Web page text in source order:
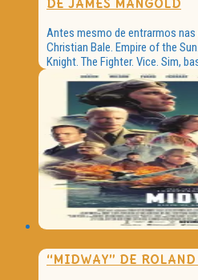
DE JAMES MANGOLD
Antes mesmo de entrarmos
Christian Bale. Empire of the
Knight. The Fighter. Vice. Sim,
“MIDWAY” DE